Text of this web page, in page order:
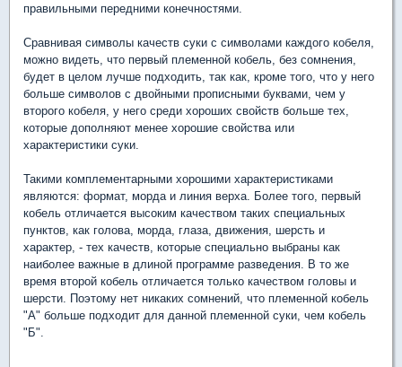
правильными передними конечностями.
Сравнивая символы качеств суки с символами каждого кобеля,
можно видеть, что первый племенной кобель, без сомнения,
будет в целом лучше подходить, так как, кроме того, что у него
больше символов с двойными прописными буквами, чем у
второго кобеля, у него среди хороших свойств больше тех,
которые дополняют менее хорошие свойства или
характеристики суки.
Такими комплементарными хорошими характеристиками
являются: формат, морда и линия верха. Более того, первый
кобель отличается высоким качеством таких специальных
пунктов, как голова, морда, глаза, движения, шерсть и
характер, - тех качеств, которые специально выбраны как
наиболее важные в длиной программе разведения. В то же
время второй кобель отличается только качеством головы и
шерсти. Поэтому нет никаких сомнений, что племенной кобель
"А" больше подходит для данной племенной суки, чем кобель
"Б".